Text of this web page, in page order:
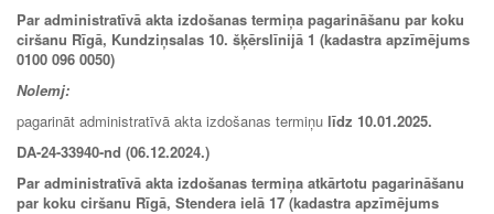
Par administratīvā akta izdošanas termiņa pagarināšanu par koku
ciršanu Rīgā, Kundziņsalas 10. šķērslīnijā 1 (kadastra apzīmējums
0100 096 0050)
Nolemj:
pagarināt administratīvā akta izdošanas termiņu līdz 10.01.2025.
DA-24-33940-nd (06.12.2024.)
Par administratīvā akta izdošanas termiņa atkārtotu pagarināšanu
par koku ciršanu Rīgā, Stendera ielā 17 (kadastra apzīmējums